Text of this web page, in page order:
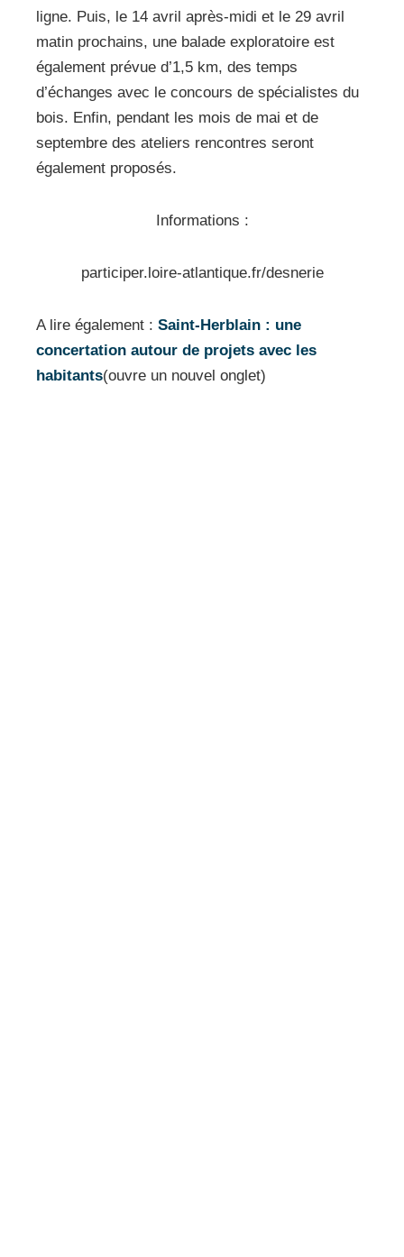
ligne. Puis, le 14 avril après-midi et le 29 avril
matin prochains, une balade exploratoire est
également prévue d’1,5 km, des temps
d’échanges avec le concours de spécialistes du
bois. Enfin, pendant les mois de mai et de
septembre des ateliers rencontres seront
également proposés.
Informations :
participer.loire-atlantique.fr/desnerie
A lire également : Saint-Herblain : une
concertation autour de projets avec les
habitants(ouvre un nouvel onglet)